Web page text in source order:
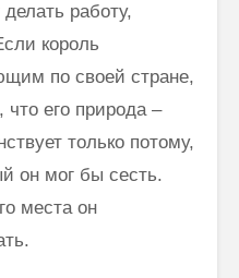
работу,
король
по своей стране,
его природа –
только потому,
он мог бы сесть.
места он